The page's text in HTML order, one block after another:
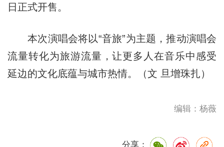
日正式开售。
本次演唱会将以“音旅”为主题，推动演唱会
流量转化为旅游流量，让更多人在音乐中感受
延边的文化底蕴与城市热情。（文 旦增珠扎）
编辑：杨薇
分享：